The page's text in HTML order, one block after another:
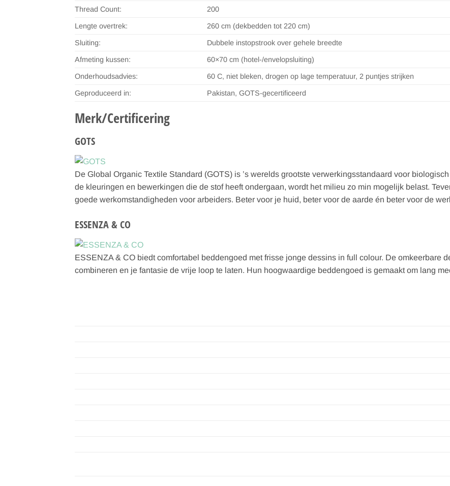
Thread Count: 200
Lengte overtrek: 260 cm (dekbedden tot 220 cm)
Sluiting: Dubbele instopstrook over gehele breedte
Afmeting kussen: 60×70 cm (hotel-/envelopsluiting)
Onderhoudsadvies: 60 C, niet bleken, drogen op lage temperatuur, 2 puntjes strijken
Geproduceerd in: Pakistan, GOTS-gecertificeerd
Merk/Certificering
GOTS
De Global Organic Textile Standard (GOTS) is ’s werelds grootste verwerkingsstandaard voor
de kleuringen en bewerkingen die de stof heeft ondergaan, wordt het milieu zo min mogelijk belast.
goede werkomstandigheden voor arbeiders. Beter voor je huid, beter voor de aarde én beter voor de
ESSENZA & CO
ESSENZA & CO biedt comfortabel beddengoed met frisse jonge dessins in full colour. De omkeerbare
combineren en je fantasie de vrije loop te laten. Hun hoogwaardige beddengoed is gemaakt om lang